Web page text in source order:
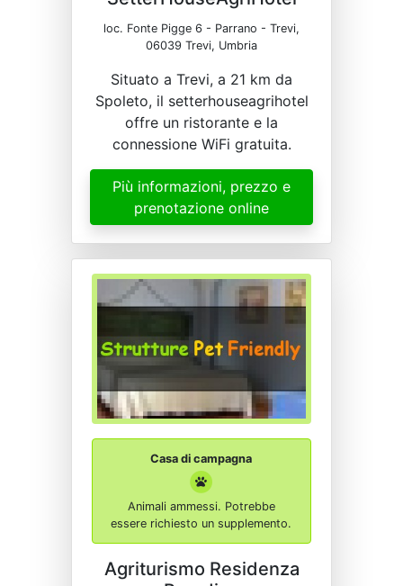
loc. Fonte Pigge 6 - Parrano - Trevi,
06039 Trevi, Umbria
Situato a Trevi, a 21 km da
Spoleto, il setterhouseagrihotel
offre un ristorante e la
connessione WiFi gratuita.
Più informazioni, prezzo e
prenotazione online
Casa di campagna
Animali ammessi. Potrebbe
essere richiesto un supplemento.
Agriturismo Residenza